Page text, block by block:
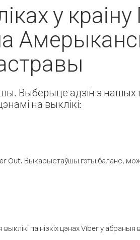
у
Выберыце адзін з нашых
на выклікі:
Out. Выкарыстаўшы гэты баланс,
па нізкіх цэнах Viber у абраныя